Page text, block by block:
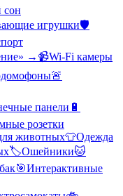
сон
игрушки🛡️
» → 📹Wi-Fi камеры
🚨
панели 🔋
розетки
животных👕Одежда
🏷️Ошейники🐱
🎯Интерактивные